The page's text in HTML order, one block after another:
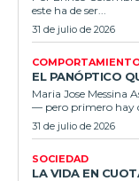
este ha de ser...
31 de julio de 2026
EL PANÓPTICO
Maria Jose Messina Astigueta. "Donde hay
— pero primero hay
31 de julio de 2026
SOCIEDAD
LA VIDA EN